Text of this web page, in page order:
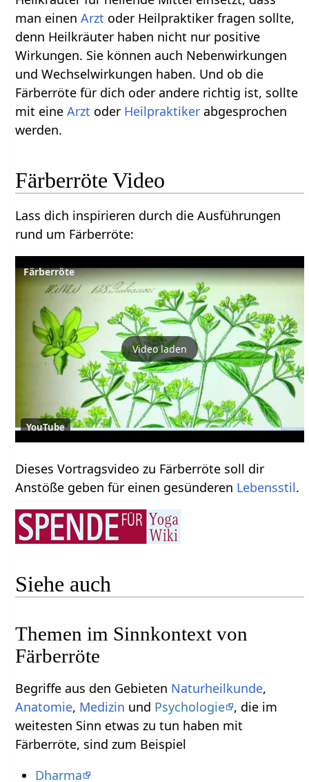
man einenArzt oder Heilpraktiker fragen sollte,
denn Heilkräuter haben nicht nur positive
Wirkungen. Sie können auch Nebenwirkungen
und Wechselwirkungen haben. Und ob die
Färberröte für dich oder andere richtig ist, sollte
mit eineArzt oder Heilpraktiker abgesprochen
werden.
Färberröte Video
Lass dich inspirieren durch die Ausführungen
rund um Färberröte:
Färberröte
Video laden
YouTube
Dieses Vortragsvideo zu Färberröte soll dir
Anstöße geben für einen gesünderen Lebensstil.
Siehe auch
Themen im Sinnkontext von
Färberröte
Begriffe aus den Gebieten Naturheilkunde,
Anatomie, Medizin und Psychologie , die im
weitesten Sinn etwas zu tun haben mit
Färberröte, sind zum Beispiel
Dharma